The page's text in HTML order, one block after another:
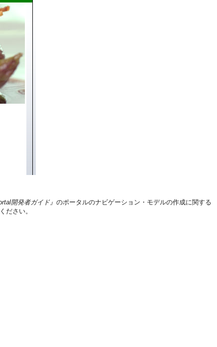
開発者ガイド』 のポータルのナビゲーション・モデルの作成に関する
ださい。